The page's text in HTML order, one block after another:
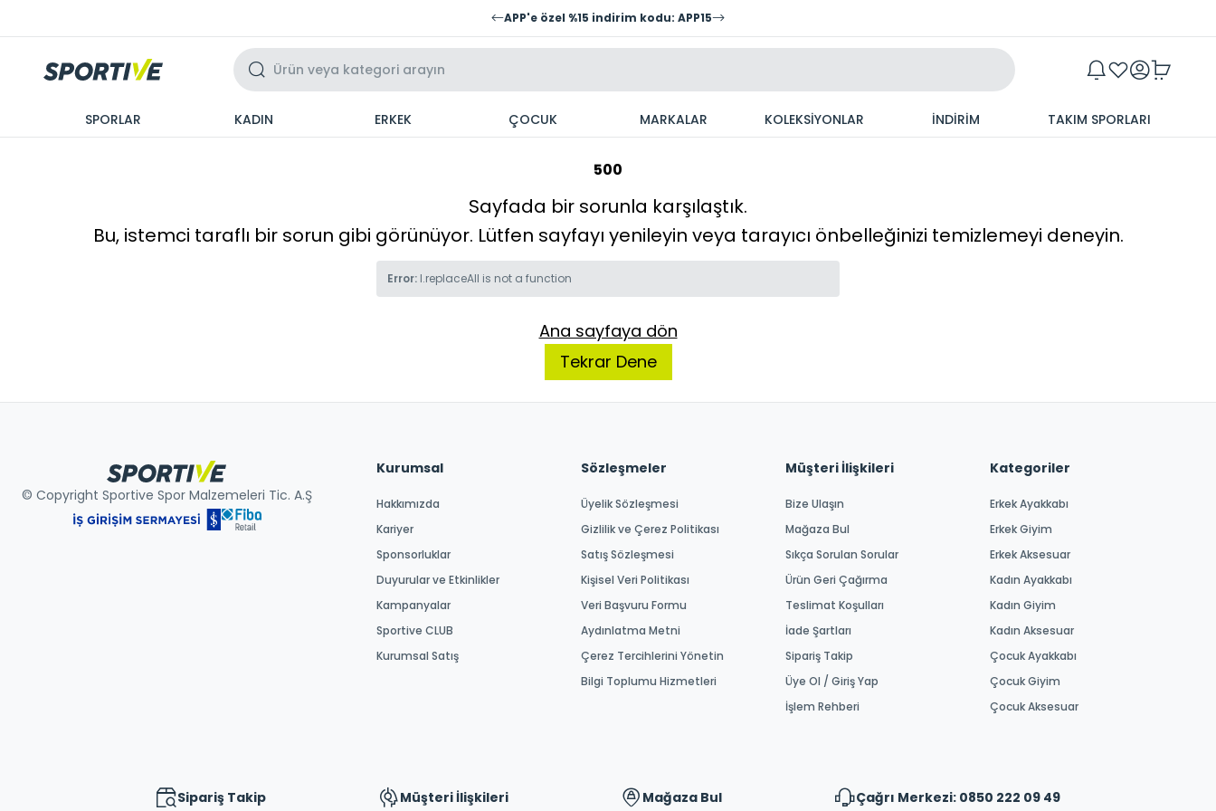
APP'e özel %15 indirim kodu: APP15
SPORLAR KADIN ERKEK ÇOCUK MARKALAR KOLEKSİYONLAR İNDİRİM TAKIM SPORLARI
500
Sayfada bir sorunla karşılaştık.
Bu, istemci taraflı bir sorun gibi görünüyor. Lütfen sayfayı yenileyin veya tarayıcı önbelleğinizi temizlemeyi deneyin.
Error: l.replaceAll is not a function
Ana sayfaya dön
Tekrar Dene
© Copyright Sportive Spor Malzemeleri Tic. A.Ş
Kurumsal
Hakkımızda
Kariyer
Sponsorluklar
Duyurular ve Etkinlikler
Kampanyalar
Sportive CLUB
Kurumsal Satış
Sözleşmeler
Üyelik Sözleşmesi
Gizlilik ve Çerez Politikası
Satış Sözleşmesi
Kişisel Veri Politikası
Veri Başvuru Formu
Aydınlatma Metni
Çerez Tercihlerini Yönetin
Bilgi Toplumu Hizmetleri
Müşteri İlişkileri
Bize Ulaşın
Mağaza Bul
Sıkça Sorulan Sorular
Ürün Geri Çağırma
Teslimat Koşulları
İade Şartları
Sipariş Takip
Üye Ol / Giriş Yap
İşlem Rehberi
Kategoriler
Erkek Ayakkabı
Erkek Giyim
Erkek Aksesuar
Kadın Ayakkabı
Kadın Giyim
Kadın Aksesuar
Çocuk Ayakkabı
Çocuk Giyim
Çocuk Aksesuar
Sipariş Takip Müşteri İlişkileri Mağaza Bul Çağrı Merkezi: 0850 222 09 49